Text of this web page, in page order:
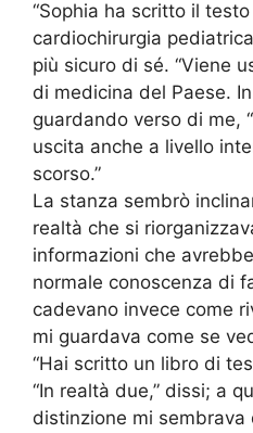
“Sophia ha scritto il
cardiochirurgia
più sicuro di sé. “Viene
di medicina del Paese.
guardando verso di me,
uscita anche a livello
scorso.”
La stanza sembrò
realtà che si
informazioni che
normale conoscenza di
cadevano invece come
mi guardava come se
“Hai scritto un libro di
“In realtà due,” dissi; a
distinzione mi sembrava